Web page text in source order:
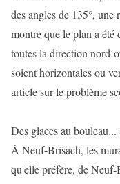
des angles de 135°, une
montre que le plan a été
toutes la direction nord-
soient horizontales ou
article sur le problème
Des glaces au
À Neuf-Brisach, les
qu'elle préfère, de Neuf-